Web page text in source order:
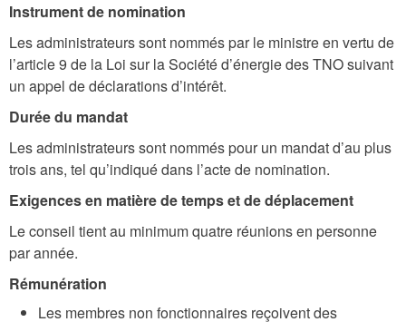
Instrument de nomination
Les administrateurs sont nommés par le ministre en vertu de
l’article 9 de la Loi sur la Société d’énergie des TNO suivant
un appel de déclarations d’intérêt.
Durée du mandat
Les administrateurs sont nommés pour un mandat d’au plus
trois ans, tel qu’indiqué dans l’acte de nomination.
Exigences en matière de temps et de déplacement
Le conseil tient au minimum quatre réunions en personne
par année.
Rémunération
Les membres non fonctionnaires reçoivent des